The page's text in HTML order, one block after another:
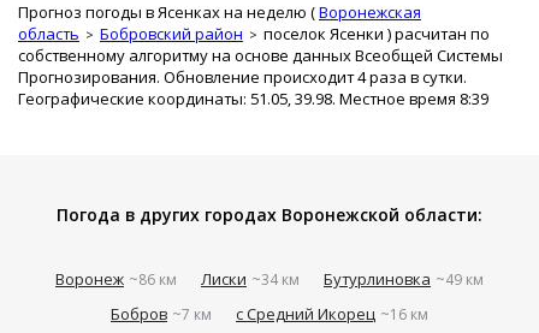
Прогноз погоды в Ясенках на неделю (Воронежская
область
Бобровский район поселок Ясенки ) расчитан по
собственному алгоритму на основе данных Всеобщей Системы
Прогнозирования. Обновление происходит 4 раза в сутки.
Географические координаты: 51.05, 39.98. Местное время 8:39
Погода в других городах Воронежской области:
Воронеж ~86 км Лиски ~34 км Бутурлиновка ~49 км
Бобров ~7 км с Средний Икорец ~16 км